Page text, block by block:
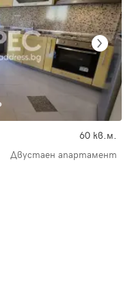
60 кв.м.
Двустаен апартамент